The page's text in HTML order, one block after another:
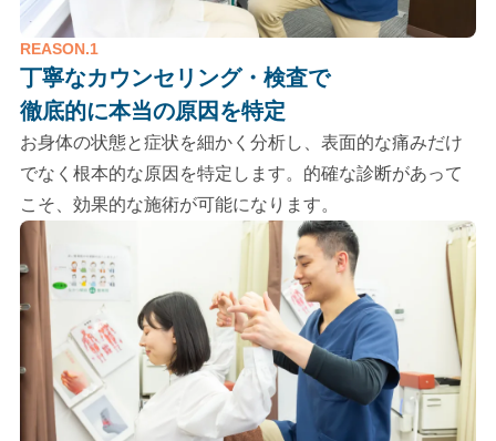
REASON.1
丁寧なカウンセリング・検査で
徹底的に本当の原因を特定
お身体の状態と症状を細かく分析し、表面的な痛みだけ
でなく根本的な原因を特定します。的確な診断があって
こそ、効果的な施術が可能になります。